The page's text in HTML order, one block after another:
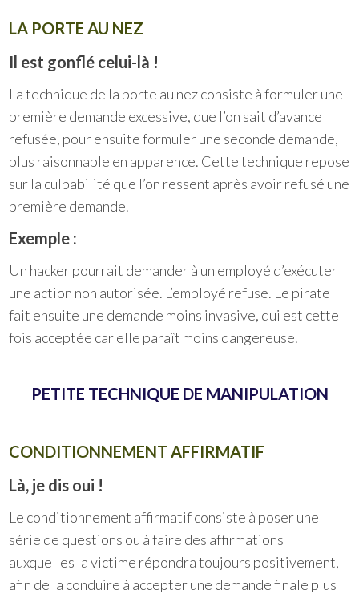
LA PORTE AU NEZ
Il est gonflé celui-là !
La technique de la porte au nez consiste à formuler une
première demande excessive, que l’on sait d’avance
refusée, pour ensuite formuler une seconde demande,
plus raisonnable en apparence. Cette technique repose
sur la culpabilité que l’on ressent après avoir refusé une
première demande.
Exemple :
Un hacker pourrait demander à un employé d’exécuter
une action non autorisée. L’employé refuse. Le pirate
fait ensuite une demande moins invasive, qui est cette
fois acceptée car elle paraît moins dangereuse.
PETITE TECHNIQUE DE MANIPULATION
CONDITIONNEMENT AFFIRMATIF
Là, je dis oui !
Le conditionnement affirmatif consiste à poser une
série de questions ou à faire des affirmations
auxquelles la victime répondra toujours positivement,
afin de la conduire à accepter une demande finale plus